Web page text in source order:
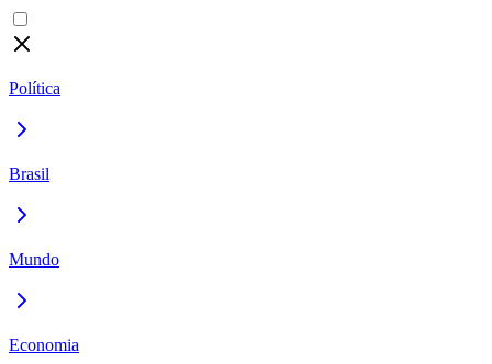
Política
Brasil
Mundo
Economia